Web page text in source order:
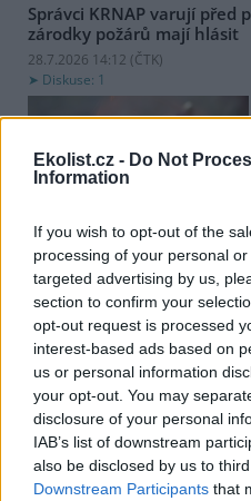
Ekolist.cz - Do Not
Information
If you wish to opt-out of the
processing of your personal
targeted advertising by us,
section to confirm your
opt-out request is processed
interest-based ads based on
us or personal information
your opt-out. You may
disclosure of your personal
IAB’s list of downstream
also be disclosed by us to
Downstream Participants that
Správci KRNAP varují před
zárodky požárů mají hlásit
28.7.2026 14:12 (ČTK)
Diskuse: 1
požárů v příštích dnech poroste,
Radek Drahný. Podle
čtvrtka se budou teploty blížit 40
horách, pršet nemá.
Lvice Elsa, kterou stát
domov v Nizozemsku
28.7.2026 14:03 (